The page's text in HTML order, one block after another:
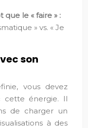
que le « faire » :
» vs. « Je
son
vous devez
cette énergie. Il
de charger un
à des